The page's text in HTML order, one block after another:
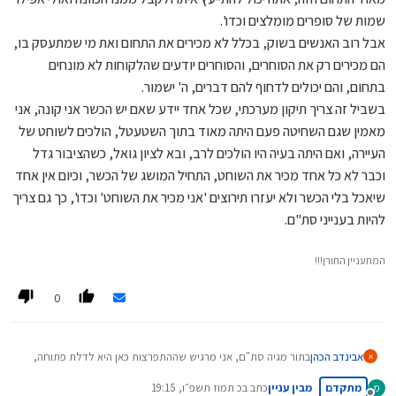
שמות של סופרים מומלצים וכדו'.
אבל רוב האנשים בשוק, בכלל לא מכירים את התחום ואת מי שמתעסק בו,
הם מכירים רק את הסוחרים, והסוחרים יודעים שהלקוחות לא מונחים
בתחום, והם יכולים לדחוף להם דברים, ה' ישמור.
בשביל זה צריך תיקון מערכתי, שכל אחד יידע שאם יש הכשר אני קונה, אני
מאמין שגם השחיטה פעם היתה מאוד בתוך השטעטל, הולכים לשוחט של
העיירה, ואם היתה בעיה היו הולכים לרב, ובא לציון גואל, כשהציבור גדל
וכבר לא כל אחד מכיר את השוחט, התחיל המושג של הכשר, וכיום אין אחד
שיאכל בלי הכשר ולא יעזרו תירוצים 'אני מכיר את השוחט' וכדו', כך גם צריך
להיות בענייני סת"ם.
המתעניין התורן!!!
0
א אבינדב הכהןבתור מגיה סת"ם, אני מרגיש שההתפרצות כאן היא לדלת פתוחה,
ברור מי אשם ובמה אשם, רוב ככל הרבנים המתעסקים בנושא [אני
מ מתקדם מבין ענייןכתב בכ תמוז תשפ״ו, 19:15